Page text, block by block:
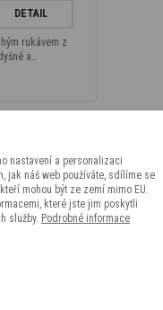
DETAIL
rukávem z
a…
o nových
k odběru novinek.
nastavení a personalizaci
jak náš web používáte, sdílíme se
mohou být ze zemí mimo EU.
které jste jim poskytli
služby. Podrobné informace